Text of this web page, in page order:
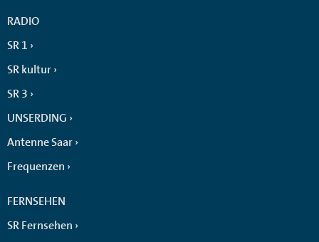
RADIO
SR 1
SR kultur
SR 3
UNSERDING
Antenne Saar
Frequenzen
FERNSEHEN
SR Fernsehen